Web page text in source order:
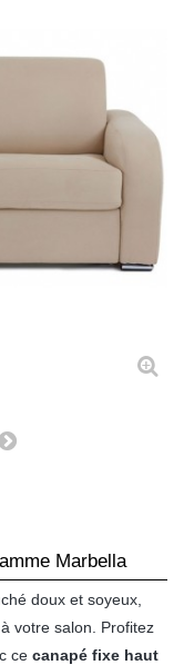
Marbella
doux et soyeux,
votre salon. Profitez
ce canapé fixe haut